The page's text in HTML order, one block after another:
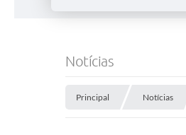
Notícias
Principal Notícias